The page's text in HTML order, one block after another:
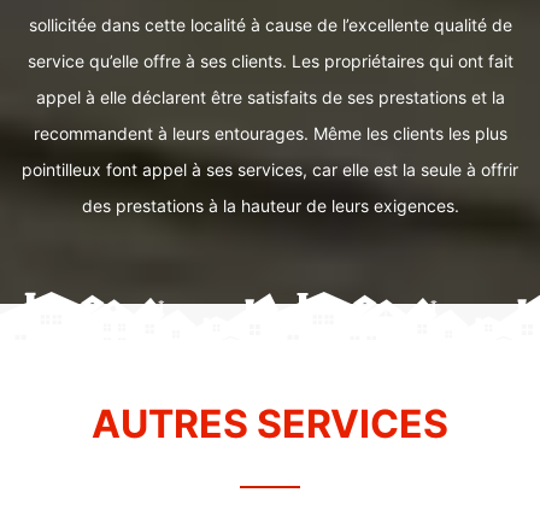
sollicitée dans cette localité à cause de l’excellente qualité de
service qu’elle offre à ses clients. Les propriétaires qui ont fait
appel à elle déclarent être satisfaits de ses prestations et la
recommandent à leurs entourages. Même les clients les plus
pointilleux font appel à ses services, car elle est la seule à offrir
des prestations à la hauteur de leurs exigences.
AUTRES SERVICES